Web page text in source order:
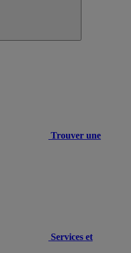
Trouver une
Services et